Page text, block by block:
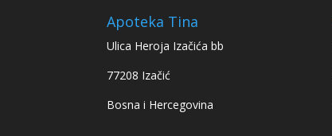
Apoteka Tina
Ulica Heroja Izačića bb
77208 Izačić
Bosna i Hercegovina